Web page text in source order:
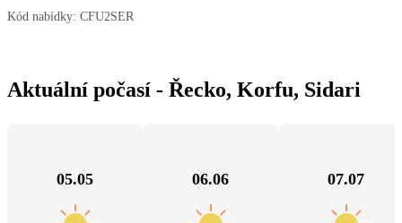
Kód nabídky: CFU2SER
Aktuální počasí - Řecko, Korfu, Sidari
05.05 06.06 07.07